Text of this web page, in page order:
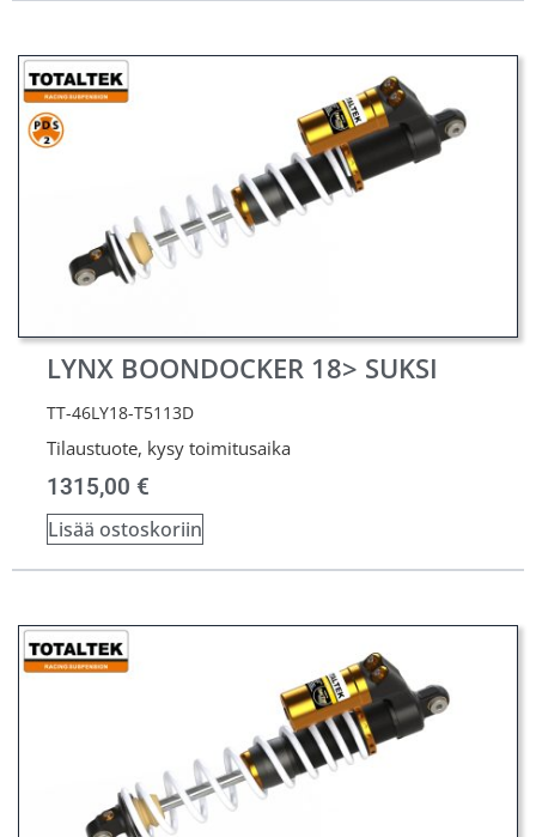
LYNX BOONDOCKER 18> SUKSI
TT-46LY18-T5113D
Tilaustuote, kysy toimitusaika
1315,00 €
Lisää ostoskoriin